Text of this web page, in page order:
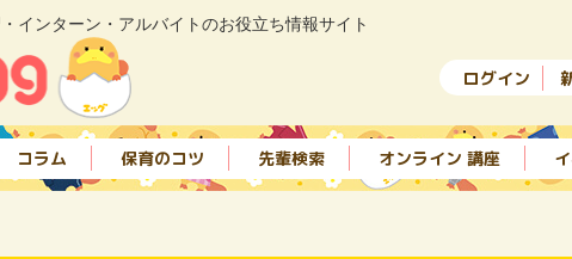
インターン・アルバイトのお役立ち情報サイト
ログイン
コラム 保育のコツ 先輩検索 オンライン 講座